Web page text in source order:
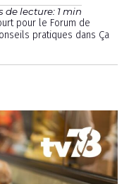
de lecture: 1 min
pour le Forum de
pratiques dans Ça